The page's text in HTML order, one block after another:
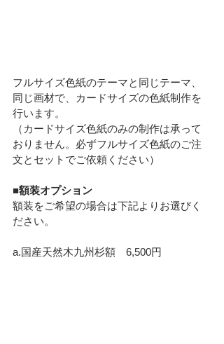
フルサイズ色紙のテーマと同じテーマ、
同じ画材で、カードサイズの色紙制作を
行います。
（カードサイズ色紙のみの制作は承って
おりません。必ずフルサイズ色紙のご注
文とセットでご依頼ください）
■額装オプション
額装をご希望の場合は下記よりお選びく
ださい。
a.国産天然木九州杉額　6,500円